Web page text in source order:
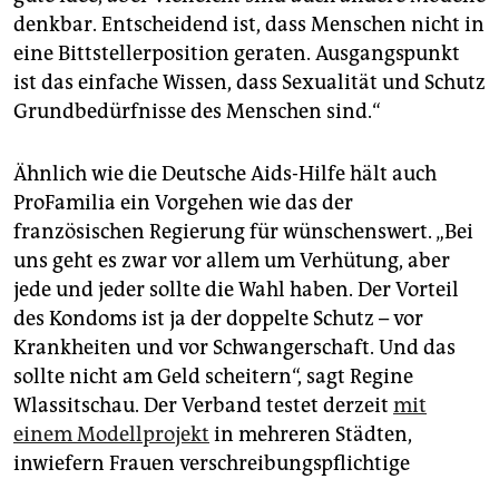
denkbar. Entscheidend ist, dass Menschen nicht in
eine Bittstellerposition geraten. Ausgangspunkt
ist das einfache Wissen, dass Sexualität und Schutz
Grundbedürfnisse des Menschen sind.“
Ähnlich wie die Deutsche Aids-Hilfe hält auch
ProFamilia ein Vorgehen wie das der
französischen Regierung für wünschenswert. „Bei
uns geht es zwar vor allem um Verhütung, aber
jede und jeder sollte die Wahl haben. Der Vorteil
des Kondoms ist ja der doppelte Schutz – vor
Krankheiten und vor Schwangerschaft. Und das
sollte nicht am Geld scheitern“, sagt Regine
Wlassitschau. Der Verband testet derzeit mit
einem Modellprojekt in mehreren Städten,
inwiefern Frauen verschreibungspflichtige